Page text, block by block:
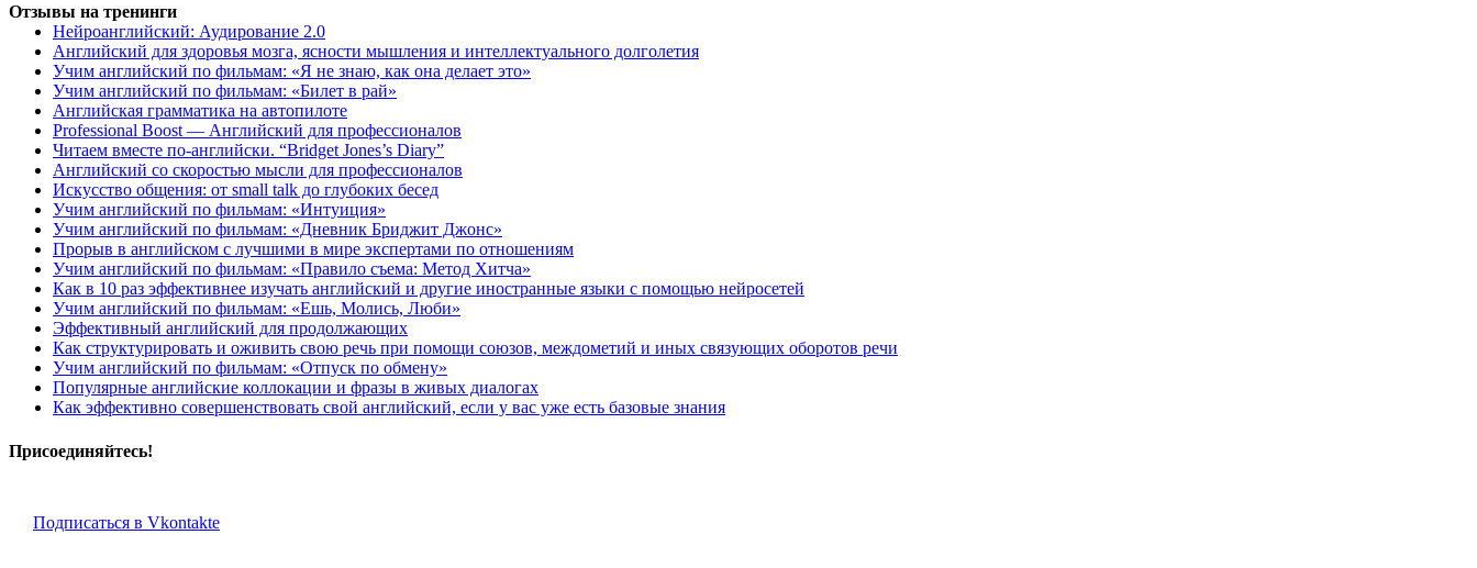
Отзывы на тренинги
Нейроанглийский: Аудирование 2.0
Английский для здоровья мозга, ясности мышления и интеллектуального долголетия
Учим английский по фильмам: «Я не знаю, как она делает это»
Учим английский по фильмам: «Билет в рай»
Английская грамматика на автопилоте
Professional Boost — Английский для профессионалов
Читаем вместе по-английски. “Bridget Jones’s Diary”
Английский со скоростью мысли для профессионалов
Искусство общения: от small talk до глубоких бесед
Учим английский по фильмам: «Интуиция»
Учим английский по фильмам: «Дневник Бриджит Джонс»
Прорыв в английском с лучшими в мире экспертами по отношениям
Учим английский по фильмам: «Правило съема: Метод Хитча»
Как в 10 раз эффективнее изучать английский и другие иностранные языки с помощью нейросетей
Учим английский по фильмам: «Ешь, Молись, Люби»
Эффективный английский для продолжающих
Как структурировать и оживить свою речь при помощи союзов, междометий и иных связующих оборотов речи
Учим английский по фильмам: «Отпуск по обмену»
Популярные английские коллокации и фразы в живых диалогах
Как эффективно совершенствовать свой английский, если у вас уже есть базовые знания
Присоединяйтесь!
Подписаться в Vkontakte